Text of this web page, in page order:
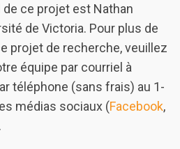
ce projet est Nathan
de Victoria. Pour plus de
projet de recherche, veuillez
équipe par courriel à
téléphone (sans frais) au 1-
médias sociaux (Facebook,